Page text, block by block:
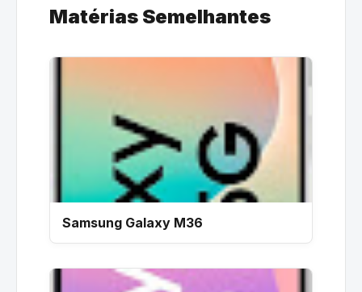
Matérias Semelhantes
Samsung Galaxy M36